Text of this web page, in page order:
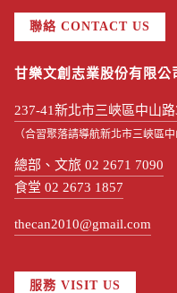
聯絡 CONTACT US
甘樂文創志業股份有限公
237-41新北市三峽區中山
（合習聚落請導航新北市三峽區中
總部、文旅 02 2671 7090
食堂 02 2673 1857
thecan2010@gmail.com
服務 VISIT US